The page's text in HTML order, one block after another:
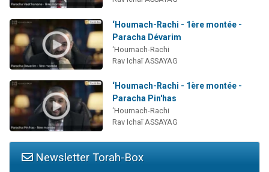
‘Houmach-Rachi - 1ère montée -
Paracha Dévarim
‘Houmach-Rachi
Rav Ichaï ASSAYAG
‘Houmach-Rachi - 1ère montée -
Paracha Pin'has
‘Houmach-Rachi
Rav Ichaï ASSAYAG
Newsletter Torah-Box